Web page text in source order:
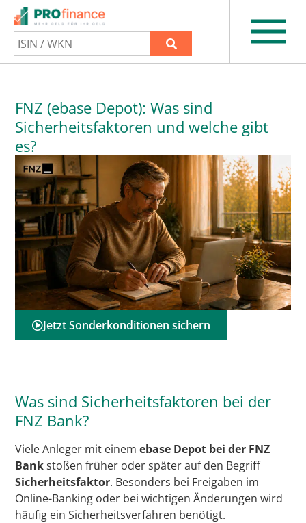
FNZ (ebase Depot): Was sind
Sicherheitsfaktoren und welche gibt
es?
Jetzt Sonderkonditionen sichern
Was sind Sicherheitsfaktoren bei der
FNZ Bank?
Viele Anleger mit einemebase Depot bei der FNZ
Bankstoßen früher oder später auf den Begriff
Sicherheitsfaktor. Besonders bei Freigaben im
Online-Banking oder bei wichtigen Änderungen wird
häufig ein Sicherheitsverfahren benötigt.